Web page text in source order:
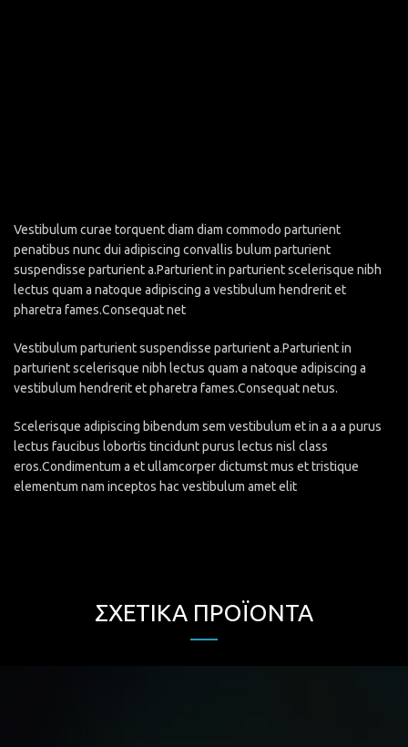
Vestibulum curae torquent diam diam commodo parturient
penatibus nunc dui adipiscing convallis bulum parturient
suspendisse parturient a.Parturient in parturient scelerisque nibh
lectus quam a natoque adipiscing a vestibulum hendrerit et
pharetra fames.Consequat net
Vestibulum parturient suspendisse parturient a.Parturient in
parturient scelerisque nibh lectus quam a natoque adipiscing a
vestibulum hendrerit et pharetra fames.Consequat netus.
Scelerisque adipiscing bibendum sem vestibulum et in a a a purus
lectus faucibus lobortis tincidunt purus lectus nisl class
eros.Condimentum a et ullamcorper dictumst mus et tristique
elementum nam inceptos hac vestibulum amet elit
ΣΧΕΤΙΚΆ ΠΡΟΪΌΝΤΑ